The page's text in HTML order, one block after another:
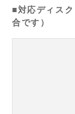
■対応ディス
合です）